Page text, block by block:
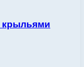
крыльями